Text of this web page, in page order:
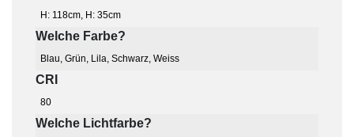
H: 118cm, H: 35cm
Welche Farbe?
Blau, Grün, Lila, Schwarz, Weiss
CRI
80
Welche Lichtfarbe?